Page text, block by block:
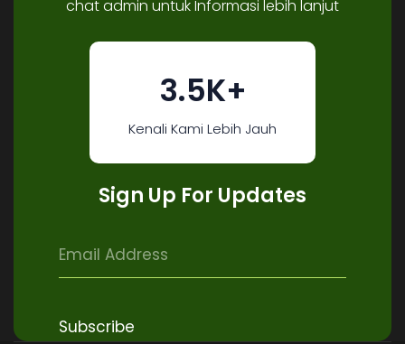
chat admin untuk Informasi lebih lanjut
3.5K+
Kenali Kami Lebih Jauh
Sign Up For Updates